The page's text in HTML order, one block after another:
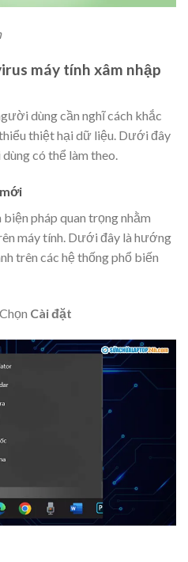
máy tính xâm nhập
dùng cần nghĩ cách khắc
thiệt hại dữ liệu. Dưới đây
có thể làm theo.
pháp quan trọng nhằm
máy tính. Dưới đây là hướng
trên các hệ thống phổ biến
Cài đặt